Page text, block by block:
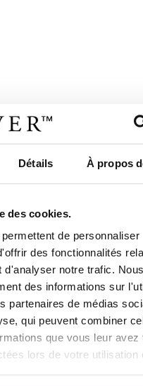
Détails À propos
des cookies.
de personnaliser
des fonctionnalités
d'analyser notre trafic. Nous
des informations sur
partenaires de médias
qui peuvent combiner
que vous leur avez
lors de votre utilisation